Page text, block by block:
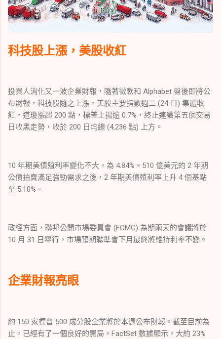
科技股上漲，美股收紅
投資人消化又一波企業財報，隨著微軟和 Alphabet 盤後即將公
布財報，科技股隨之上漲，美股主要指數週二 (24 日) 集體收
紅，道瓊漲超 200 點，標普上揚逾 0.7%，終止連續第五個交易
日收黑走勢，收於 200 日均線 (4,236 點) 上方。
10 年期美債殖利率變化不大，為 4.84%。510 億美元的 2 年期
公債拍賣滿足強勁需求之後，2 年期美債殖利率上升 4 個基點
至 5.10%。
政經方面，聯邦公開市場委員會 (FOMC) 為期兩天的會議將於
10 月 31 日舉行，市場預期聯準會下月最終將維持利率不變。
企業財報亮眼
約 150 家標普 500 成分股企業將於本週公布財報。截至目前為
止，已經有了一個良好的開局。FactSet 數據顯示，大約 23%